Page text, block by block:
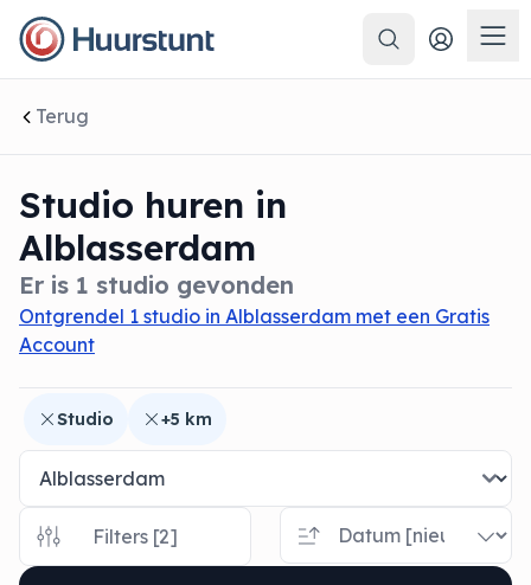
Zoeken
Terug
Studio huren in
Alblasserdam
Er is 1 studio gevonden
Ontgrendel 1 studio in Alblasserdam met een Gratis
Account
sluiten
Studio +5 km
Filters [2]